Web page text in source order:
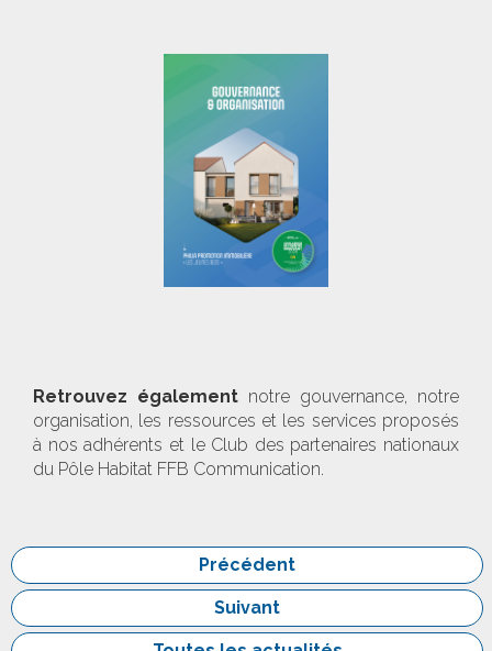
Retrouvez également notre gouvernance, notre
organisation, les ressources et les services proposés
à nos adhérents et le Club des partenaires nationaux
du Pôle Habitat FFB Communication.
Précédent
Suivant